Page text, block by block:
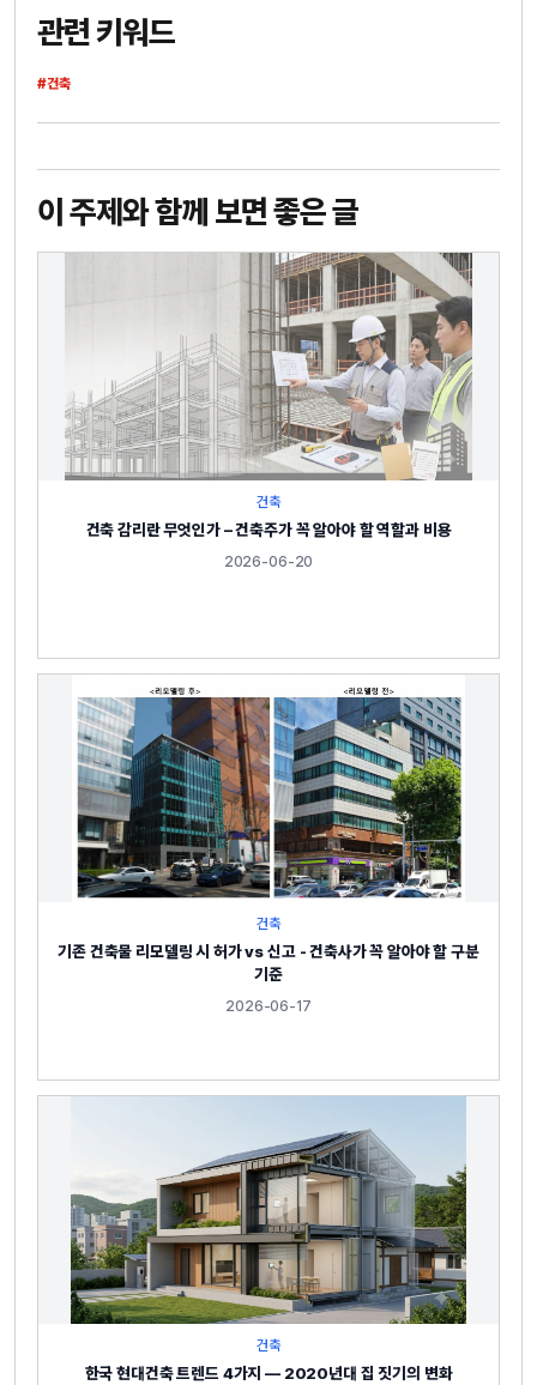
관련 키워드
#건축
이 주제와 함께 보면 좋은 글
건축
건축 감리란 무엇인가 – 건축주가 꼭 알아야 할 역할과 비용
2026-06-20
건축
기존 건축물 리모델링 시 허가 vs 신고 - 건축사가 꼭 알아야 할 구분
기준
2026-06-17
건축
한국 현대건축 트렌드 4가지 — 2020년대 집 짓기의 변화